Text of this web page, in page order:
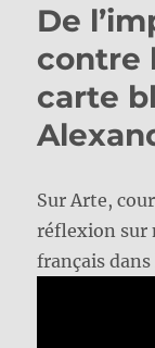
De
contre
carte
Sur Arte,
réflexion sur
français